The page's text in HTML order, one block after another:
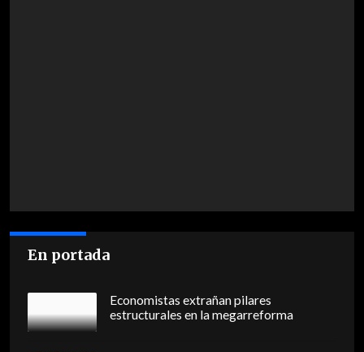
En portada
Economistas extrañan pilares
estructurales en la megarreforma